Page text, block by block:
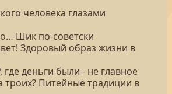
человека глазами
Шик по-советски
Здоровый образ жизни в
деньги были - не главное
троих? Питейные традиции в